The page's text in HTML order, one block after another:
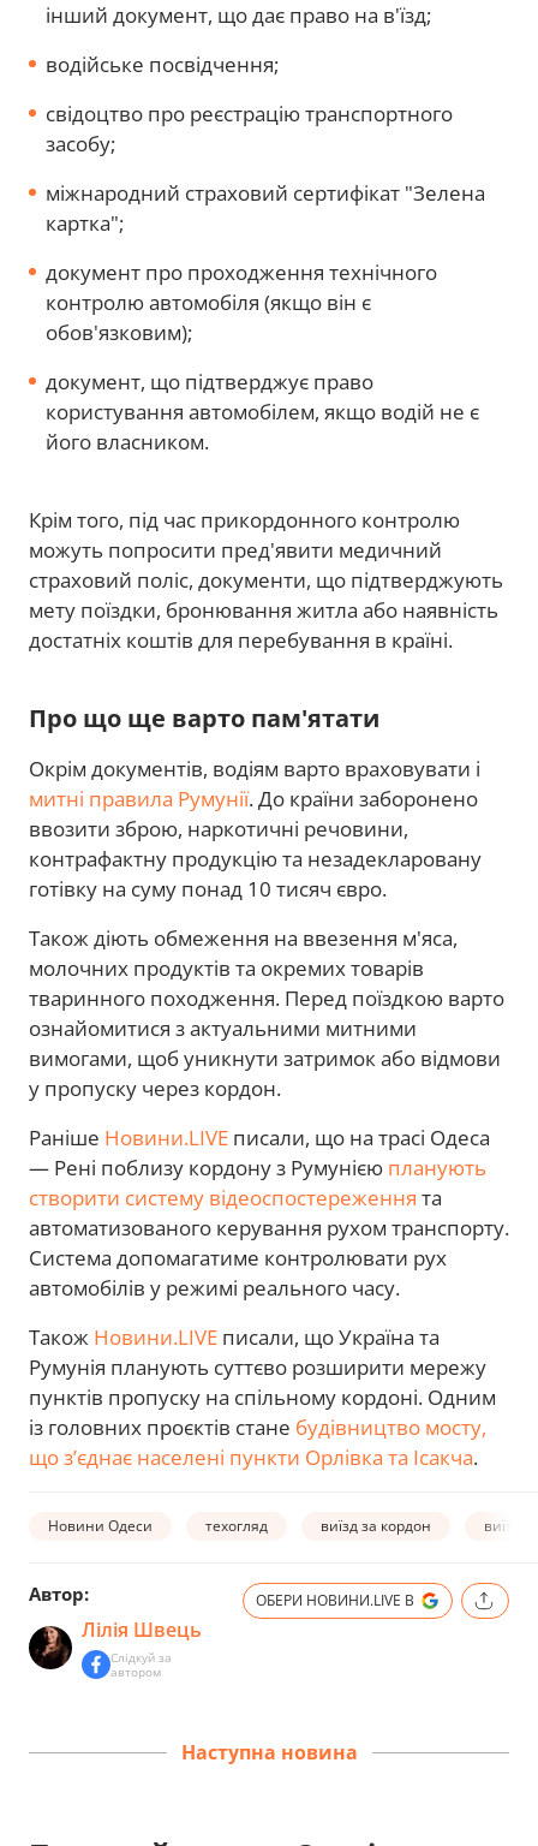
інший документ, що дає право на в'їзд;
водійське посвідчення;
свідоцтво про реєстрацію транспортного
засобу;
міжнародний страховий сертифікат "Зелена
картка";
документ про проходження технічного
контролю автомобіля (якщо він є
обов'язковим);
документ, що підтверджує право
користування автомобілем, якщо водій не є
його власником.
Крім того, під час прикордонного контролю
можуть попросити пред'явити медичний
страховий поліс, документи, що підтверджують
мету поїздки, бронювання житла або наявність
достатніх коштів для перебування в країні.
Про що ще варто пам'ятати
Окрім документів, водіям варто враховувати і
митні правила Румунії. До країни заборонено
ввозити зброю, наркотичні речовини,
контрафактну продукцію та незадекларовану
готівку на суму понад 10 тисяч євро.
Також діють обмеження на ввезення м'яса,
молочних продуктів та окремих товарів
тваринного походження. Перед поїздкою варто
ознайомитися з актуальними митними
вимогами, щоб уникнути затримок або відмови
у пропуску через кордон.
Раніше Новини.LIVE писали, що на трасі Одеса
— Рені поблизу кордону з Румунією планують
створити систему відеоспостереження та
автоматизованого керування рухом транспорту.
Система допомагатиме контролювати рух
автомобілів у режимі реального часу.
Також Новини.LIVE писали, що Україна та
Румунія планують суттєво розширити мережу
пунктів пропуску на спільному кордоні. Одним
із головних проєктів стане будівництво мосту,
що з’єднає населені пункти Орлівка та Ісакча.
Новини Одеси техогляд виїзд за кордон виїзд
Автор:
Лілія Швець
Слідкуй за
автором
ОБЕРИ НОВИНИ.LIVE В
Наступна новина